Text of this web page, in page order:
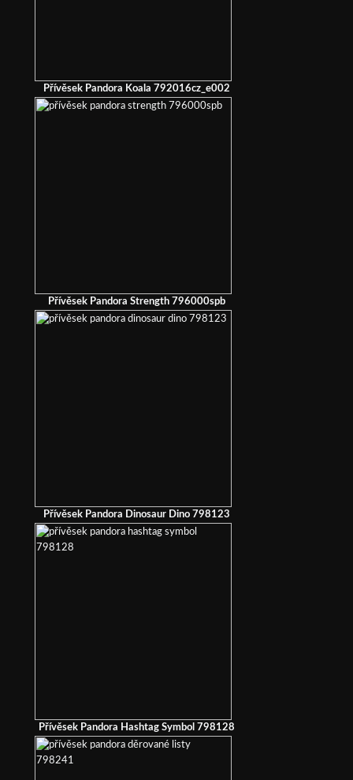
Přívěsek Pandora Koala 792016cz_e002
Přívěsek Pandora Strength 796000spb
Přívěsek Pandora Dinosaur Dino 798123
Přívěsek Pandora Hashtag Symbol 798128